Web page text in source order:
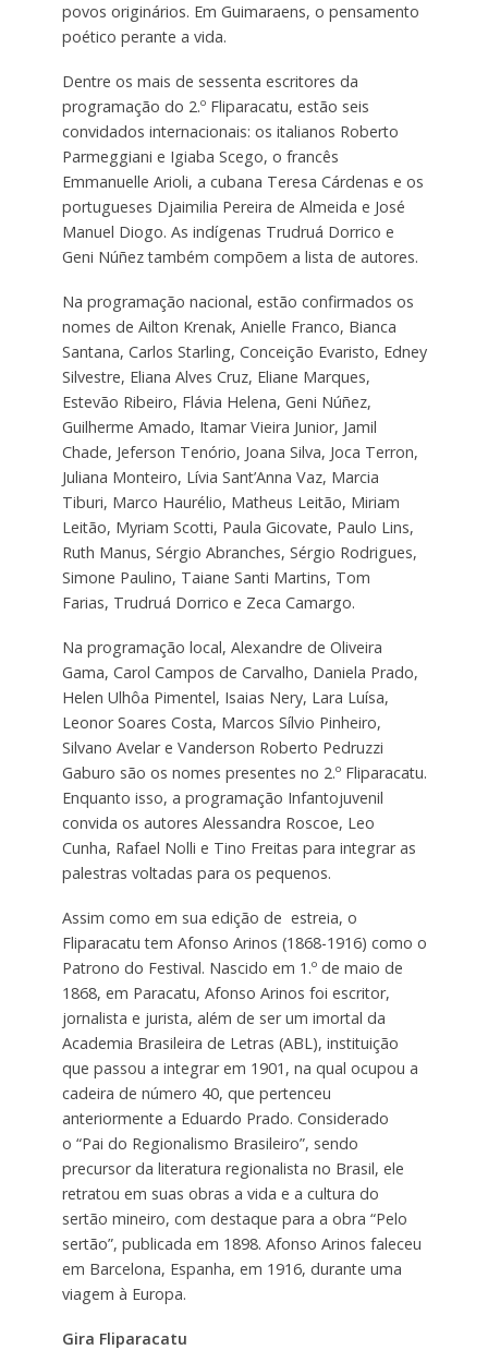
povos originários. Em Guimaraens, o pensamento
poético perante a vida.
Dentre os mais de sessenta escritores da
programação do 2.º Fliparacatu, estão seis
convidados internacionais: os italianos Roberto
Parmeggiani e Igiaba Scego, o francês
Emmanuelle Arioli, a cubana Teresa Cárdenas e os
portugueses Djaimilia Pereira de Almeida e José
Manuel Diogo. As indígenas Trudruá Dorrico e
Geni Núñez também compõem a lista de autores.
Na programação nacional, estão confirmados os
nomes de Ailton Krenak, Anielle Franco, Bianca
Santana, Carlos Starling, Conceição Evaristo, Edney
Silvestre, Eliana Alves Cruz, Eliane Marques,
Estevão Ribeiro, Flávia Helena, Geni Núñez,
Guilherme Amado, Itamar Vieira Junior, Jamil
Chade, Jeferson Tenório, Joana Silva, Joca Terron,
Juliana Monteiro, Lívia Sant’Anna Vaz, Marcia
Tiburi, Marco Haurélio, Matheus Leitão, Miriam
Leitão, Myriam Scotti, Paula Gicovate, Paulo Lins,
Ruth Manus, Sérgio Abranches, Sérgio Rodrigues,
Simone Paulino, Taiane Santi Martins, Tom
Farias, Trudruá Dorrico e Zeca Camargo.
Na programação local, Alexandre de Oliveira
Gama, Carol Campos de Carvalho, Daniela Prado,
Helen Ulhôa Pimentel, Isaias Nery, Lara Luísa,
Leonor Soares Costa, Marcos Sílvio Pinheiro,
Silvano Avelar e Vanderson Roberto Pedruzzi
Gaburo são os nomes presentes no 2.º Fliparacatu.
Enquanto isso, a programação Infantojuvenil
convida os autores Alessandra Roscoe, Leo
Cunha, Rafael Nolli e Tino Freitas para integrar as
palestras voltadas para os pequenos.
Assim como em sua edição de estreia, o
Fliparacatu tem Afonso Arinos (1868-1916) como o
Patrono do Festival. Nascido em 1.º de maio de
1868, em Paracatu, Afonso Arinos foi escritor,
jornalista e jurista, além de ser um imortal da
Academia Brasileira de Letras (ABL), instituição
que passou a integrar em 1901, na qual ocupou a
cadeira de número 40, que pertenceu
anteriormente a Eduardo Prado. Considerado
o “Pai do Regionalismo Brasileiro”, sendo
precursor da literatura regionalista no Brasil, ele
retratou em suas obras a vida e a cultura do
sertão mineiro, com destaque para a obra “Pelo
sertão”, publicada em 1898. Afonso Arinos faleceu
em Barcelona, Espanha, em 1916, durante uma
viagem à Europa.
Gira Fliparacatu